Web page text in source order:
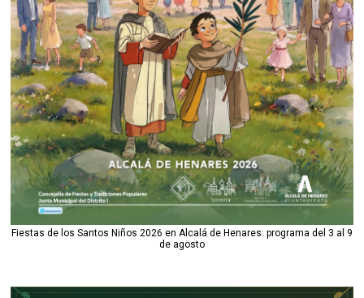
Fiestas de los Santos Niños 2026 en Alcalá de Henares: programa del 3 al 9
de agosto